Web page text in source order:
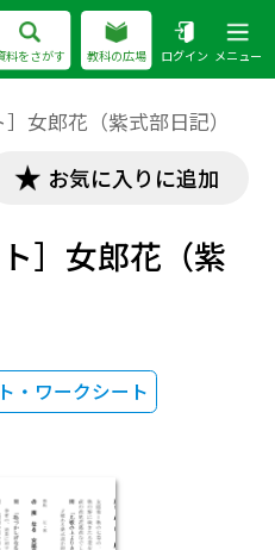
料をさがす 教科の広場 ログイン メニュー
］女郎花（紫式部日記）
お気に入りに追加
］女郎花（紫
・ワークシート